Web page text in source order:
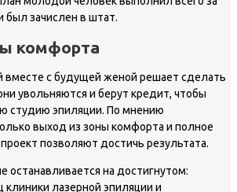
был зачислен в штат.
комфорта
вместе с будущей женой решает сделать
увольняются и берут кредит, чтобы
студию эпиляции. По мнению
выход из зоны комфорта и полное
позволяют достичь результата.
останавливается на достигнутом:
клиники лазерной эпиляции и